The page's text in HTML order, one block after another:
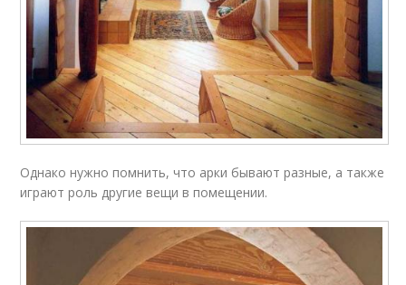
Однако нужно помнить, что арки бывают разные, а также
играют роль другие вещи в помещении.